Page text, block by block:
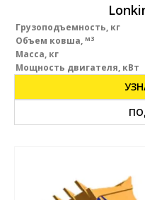
Грузоподъемность, кг
Объем ковша, м3
Масса, кг
Мощность двигателя, кВт